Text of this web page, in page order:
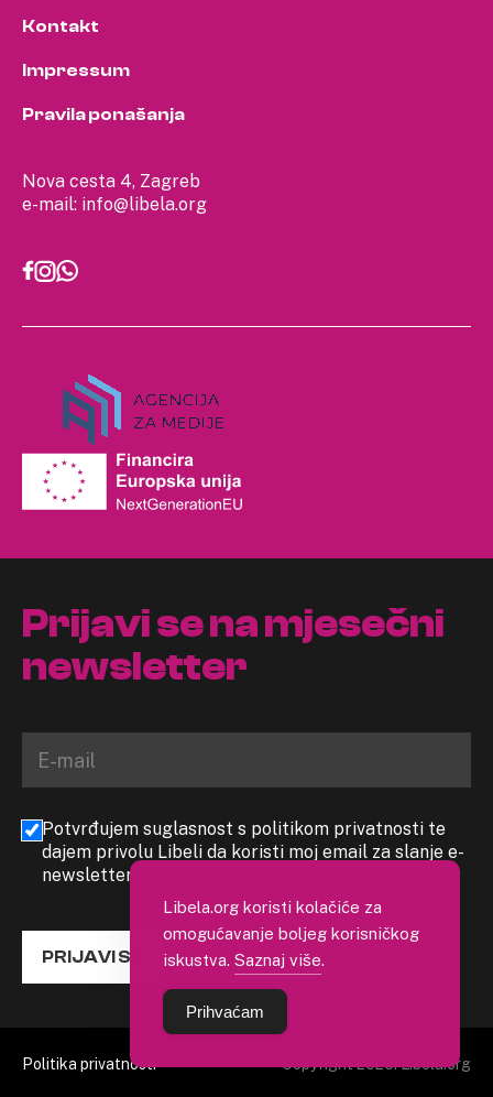
Nova cesta 4, Zagreb
e-mail: info@libela.org
Kontakt
Impressum
Pravila ponašanja
Prijavi se na mjesečni
newsletter
Potvrđujem suglasnost s politikom privatnosti te
dajem privolu Libeli da koristi moj email za slanje e-
newslettera
PRIJAVI SE
Politika privatnosti Copyright 2026. Libela.org
Libela.org koristi kolačiće za
omogućavanje boljeg korisničkog
iskustva. Saznaj više.
Prihvaćam